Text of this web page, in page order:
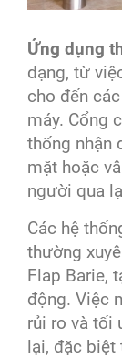
Ứng dụng
dạng, từ
cho đến
máy. Cổng
thống nhận
mặt hoặc
người qua
Các hệ
thường
Flap Barie,
động. Việc
rủi ro và tối
lại, đặc biệt